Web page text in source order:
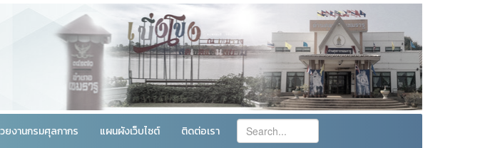
ยงานกรมศุลกากร แผนผังเว็บไซต์ ติดต่อเรา